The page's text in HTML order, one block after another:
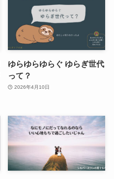
ゆらゆらゆらぐ ゆらぎ世代
って？
2026年4月10日